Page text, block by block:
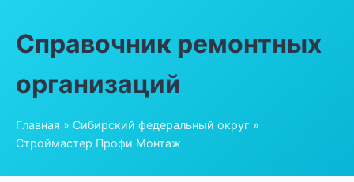
Справочник ремонтных
организаций
Главная » Сибирский федеральный округ »
Строймастер Профи Монтаж